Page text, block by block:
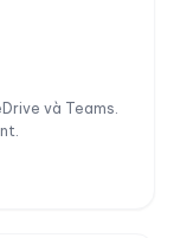
và Teams.